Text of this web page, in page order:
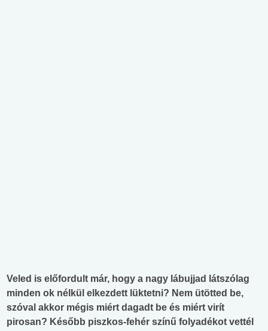
Veled is előfordult már, hogy a nagy lábujjad látszólag
minden ok nélkül elkezdett lüktetni? Nem ütötted be,
szóval akkor mégis miért dagadt be és miért virít
pirosan? Később piszkos-fehér színű folyadékot vettél